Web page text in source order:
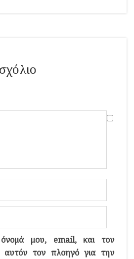
μου, email, και τον
αυτόν τον πλοηγό για την